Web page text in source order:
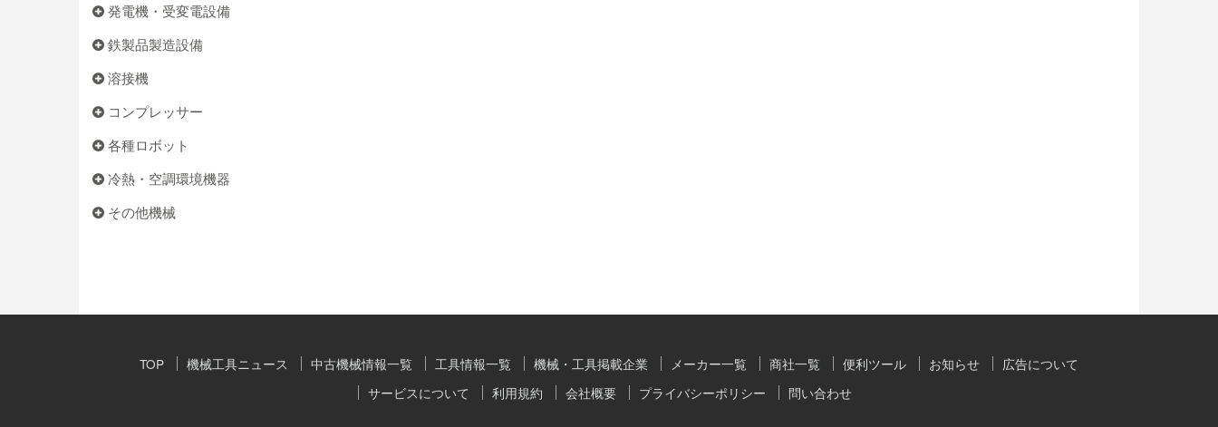
発電機・受変電設備
鉄製品製造設備
溶接機
コンプレッサー
各種ロボット
冷熱・空調環境機器
その他機械
TOP 機械工具ニュース 中古機械情報一覧 工具情報一覧 機械・工具掲載企業 メーカー一覧 商社一覧 便利ツール お知らせ
広告について
サービスについて
利用規約 会社概要 プライバシーポリシー 問い合わせ